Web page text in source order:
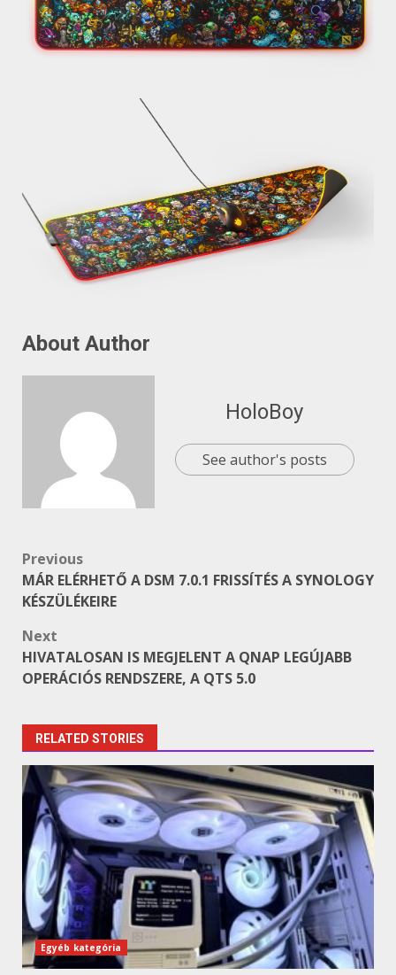
About Author
HoloBoy
See author's posts
Post
navigation
Previous
MÁR ELÉRHETŐ A DSM 7.0.1 FRISSÍTÉS A SYNOLOGY
KÉSZÜLÉKEIRE
Next
HIVATALOSAN IS MEGJELENT A QNAP LEGÚJABB
OPERÁCIÓS RENDSZERE, A QTS 5.0
RELATED STORIES
Egyéb kategória